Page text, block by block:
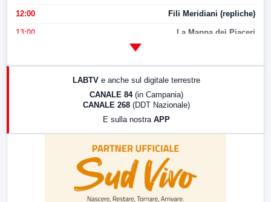
12:00 Fili Meridiani (repliche)
13:00 La Mappa dei Piaceri
17:00 LabNews (replica)
LABTV e anche sul digitale terrestre
CANALE 84 (in Campania)
CANALE 268 (DDT Nazionale)
E sulla nostra APP